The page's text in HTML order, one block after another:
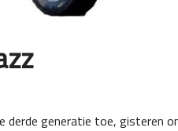
derde generatie toe, gisteren